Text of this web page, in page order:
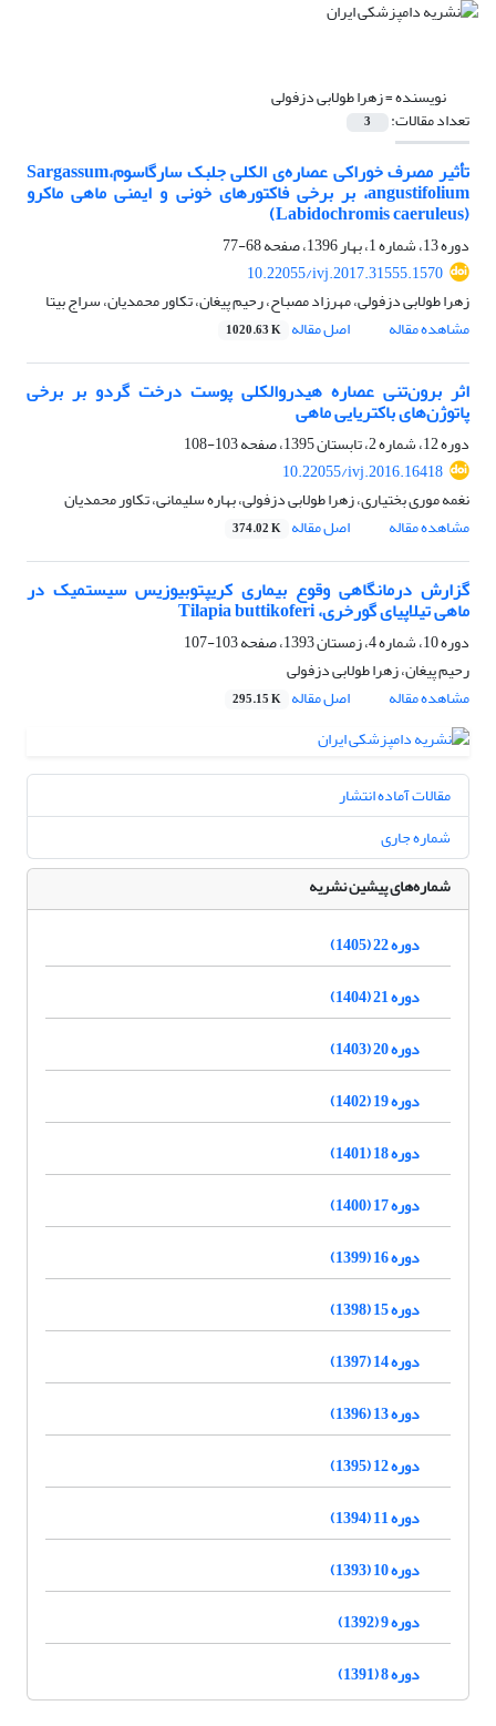
نویسنده =زهرا طولابی دزفولی
تعداد مقالات: 3
تأثیر مصرف خوراکی عصاره‌ی الکلی جلبک سارگاسوم،Sargassum
angustifolium، بر برخی فاکتورهای خونی و ایمنی ماهی ماکرو
(Labidochromis caeruleus)
دوره 13، شماره 1، بهار 1396، صفحه
68-77
10.22055/ivj.2017.31555.1570
زهرا طولابی دزفولی، مهرزاد مصباح، رحیم پیغان، تکاور محمدیان، سراج بیتا
مشاهده مقاله
اصل مقاله 1020.63 K
اثر برون‌تنی عصاره هیدروالکلی پوست درخت گردو بر برخی
پاتوژن‌های باکتریایی ماهی
دوره 12، شماره 2، تابستان 1395، صفحه
103-108
10.22055/ivj.2016.16418
نغمه موری بختیاری، زهرا طولابی دزفولی، بهاره سلیمانی، تکاور محمدیان
مشاهده مقاله
اصل مقاله 374.02 K
گزارش درمانگاهی وقوع بیماری کریپتوبیوزیس سیستمیک در
ماهی تیلاپیای گورخری، Tilapia buttikoferi
دوره 10، شماره 4، زمستان 1393، صفحه
103-107
رحیم پیغان، زهرا طولابی دزفولی
مشاهده مقاله
اصل مقاله 295.15 K
مقالات آماده انتشار
شماره جاری
شماره‌های پیشین نشریه
دوره 22 (1405)
دوره 21 (1404)
دوره 20 (1403)
دوره 19 (1402)
دوره 18 (1401)
دوره 17 (1400)
دوره 16 (1399)
دوره 15 (1398)
دوره 14 (1397)
دوره 13 (1396)
دوره 12 (1395)
دوره 11 (1394)
دوره 10 (1393)
دوره 9 (1392)
دوره 8 (1391)